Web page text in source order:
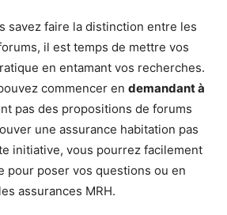
savez faire la distinction entre les
il est temps de mettre vos
en entamant vos recherches.
commencer en demandant à
pas des propositions de forums
une assurance habitation pas
initiative, vous pourrez facilement
pour poser vos questions ou en
assurances MRH.